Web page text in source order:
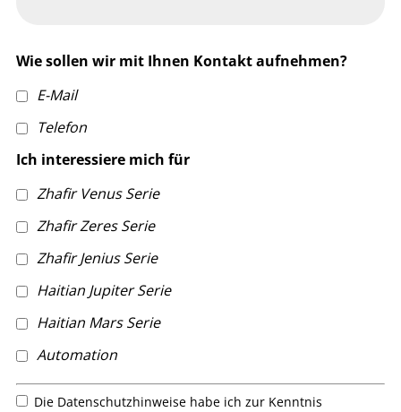
Wie sollen wir mit Ihnen Kontakt aufnehmen?
E-Mail
Telefon
Ich interessiere mich für
Zhafir Venus Serie
Zhafir Zeres Serie
Zhafir Jenius Serie
Haitian Jupiter Serie
Haitian Mars Serie
Automation
Die Datenschutzhinweise habe ich zur Kenntnis